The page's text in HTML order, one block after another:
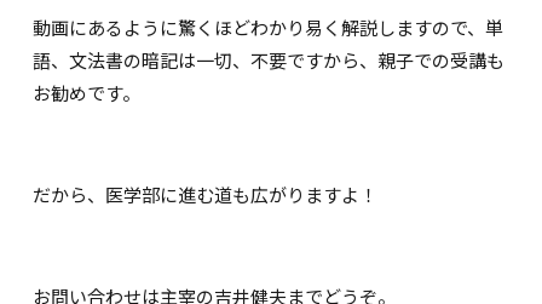
動画にあるように驚くほどわかり易く解説しますので、単
語、文法書の暗記は一切、不要ですから、親子での受講も
お勧めです。
だから、医学部に進む道も広がりますよ！
お問い合わせは主宰の吉井健夫までどうぞ。